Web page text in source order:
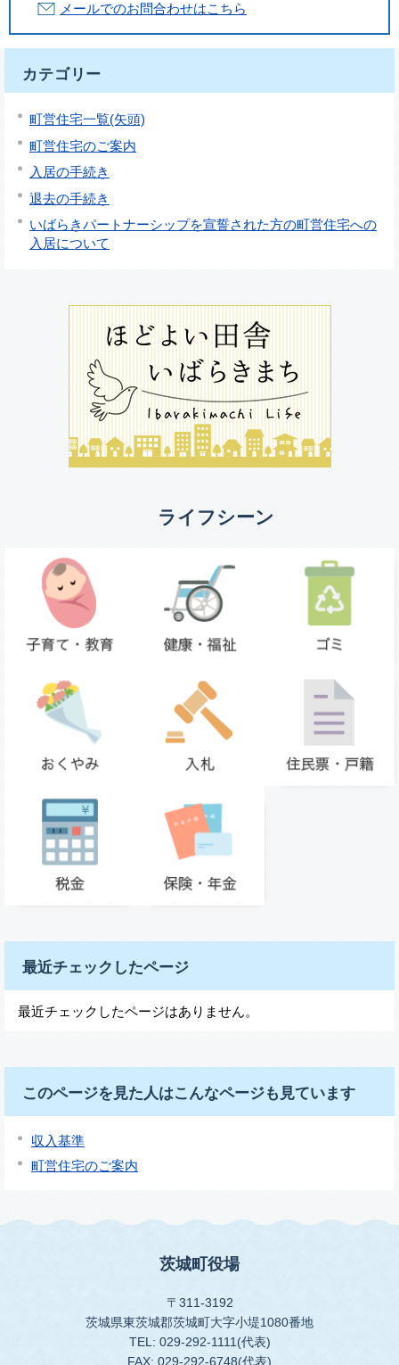
メールでのお問合わせはこちら
カテゴリー
町営住宅一覧(矢頭)
町営住宅のご案内
入居の手続き
退去の手続き
いばらきパートナーシップを宣誓された方の町営住宅への
入居について
ライフシーン
最近チェックしたページ
最近チェックしたページはありません。
このページを見た人はこんなページも見ています
収入基準
町営住宅のご案内
茨城町役場
〒311-3192
茨城県東茨城郡茨城町大字小堤1080番地
TEL: 029-292-1111(代表)
FAX: 029-292-6748(代表)